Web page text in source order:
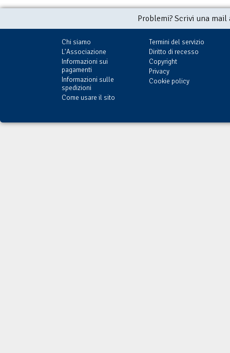
Problemi? Scrivi una
Chi siamo
L'Associazione
Informazioni sui
pagamenti
Informazioni sulle
spedizioni
Come usare il sito
Termini del servizio
Diritto di recesso
Copyright
Privacy
Cookie policy